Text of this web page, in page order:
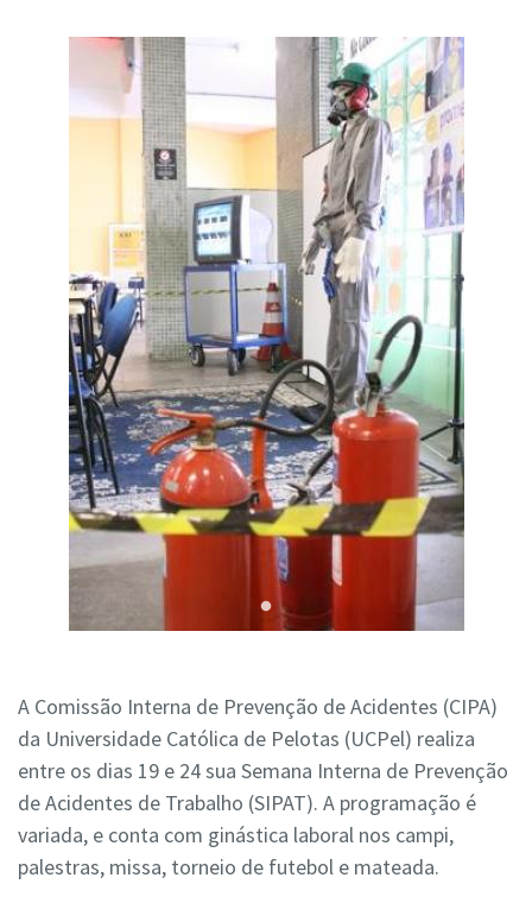
A Comissão Interna de Prevenção de Acidentes (CIPA)
da Universidade Católica de Pelotas (UCPel) realiza
entre os dias 19 e 24 sua Semana Interna de Prevenção
de Acidentes de Trabalho (SIPAT). A programação é
variada, e conta com ginástica laboral nos campi,
palestras, missa, torneio de futebol e mateada.